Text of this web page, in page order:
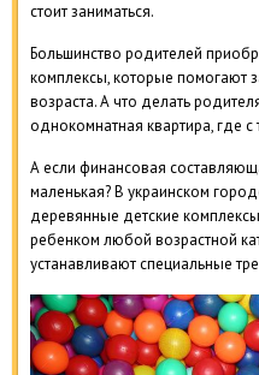
стоит заниматься.
Большинство родителей
комплексы, которые помогают
возраста. А что делать
однокомнатная квартира, где
А если финансовая
маленькая? В украинском
деревянные детские
ребенком любой возрастной
устанавливают специальные